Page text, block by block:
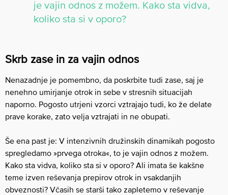
je vajin odnos z možem. Kako sta vidva,
koliko sta si v oporo?
Skrb zase in za vajin odnos
Nenazadnje je pomembno, da poskrbite tudi zase, saj je
nenehno umirjanje otrok in sebe v stresnih situacijah
naporno. Pogosto utrjeni vzorci vztrajajo tudi, ko že delate
prave korake, zato velja vztrajati in ne obupati.
Še ena past je: V intenzivnih družinskih dinamikah pogosto
spregledamo »prvega otroka«, to je vajin odnos z možem.
Kako sta vidva, koliko sta si v oporo? Ali imata še kakšne
teme izven reševanja prepirov otrok in vsakdanjih
obveznosti? Včasih se starši tako zapletemo v reševanje